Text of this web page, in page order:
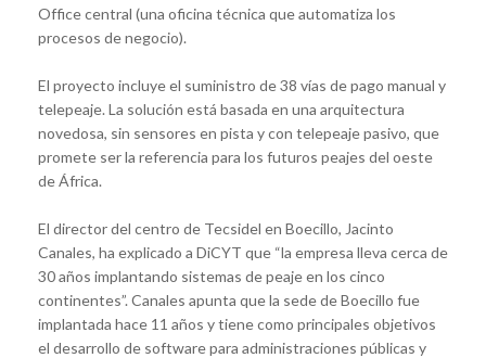
Office central (una oficina técnica que automatiza los
procesos de negocio).
El proyecto incluye el suministro de 38 vías de pago manual y
telepeaje. La solución está basada en una arquitectura
novedosa, sin sensores en pista y con telepeaje pasivo, que
promete ser la referencia para los futuros peajes del oeste
de África.
El director del centro de Tecsidel en Boecillo, Jacinto
Canales, ha explicado a DiCYT que “la empresa lleva cerca de
30 años implantando sistemas de peaje en los cinco
continentes”. Canales apunta que la sede de Boecillo fue
implantada hace 11 años y tiene como principales objetivos
el desarrollo de software para administraciones públicas y